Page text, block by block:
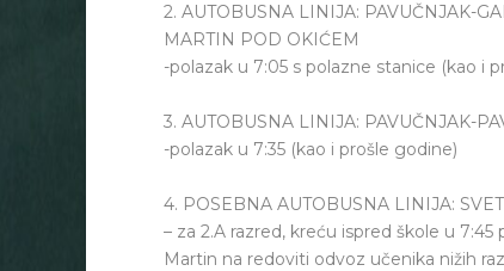
2. AUTOBUSNA LINIJA: PAVUČNJAK-
MARTIN POD OKIĆEM
-polazak u 7:05 s polazne stanice (kao i
3. AUTOBUSNA LINIJA: PAVUČNJAK-
-polazak u 7:35 (kao i prošle godine)
4. POSEBNA AUTOBUSNA LINIJA:
– za 2.A razred, kreću ispred škole u
Martin na redoviti odvoz učenika nižih